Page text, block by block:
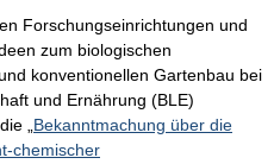
Forschungseinrichtungen und
zum biologischen
konventionellen Gartenbau bei
und Ernährung (BLE)
„Bekanntmachung über die
chemischer